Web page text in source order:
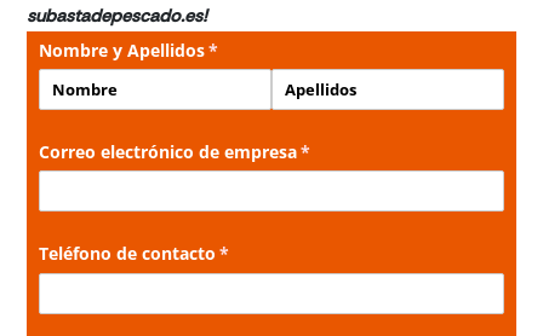
subastadepescado.es!
Nombre y Apellidos*
(necesario)
Correo electrónico de empresa*
(necesario)
Teléfono de contacto *
(necesario)